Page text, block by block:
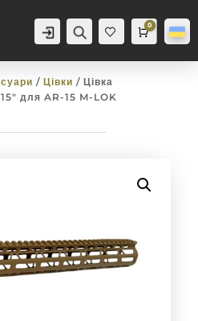
Аккаунт Пошук
Баж
анн
Cart
0
0,0грн
/ Цівки / Цівка
для AR-15 M-LOK